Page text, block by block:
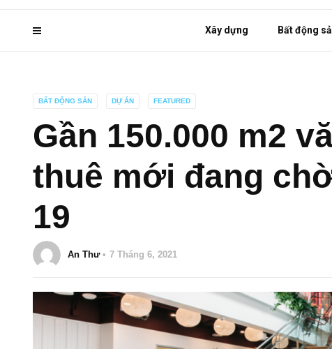
Xây dựng Bất động
BẤT ĐỘNG SẢN DỰ ÁN FEATURED
Gần 150.000 m2
thuê mới đang
19
An Thư 7 Tháng 6, 2021